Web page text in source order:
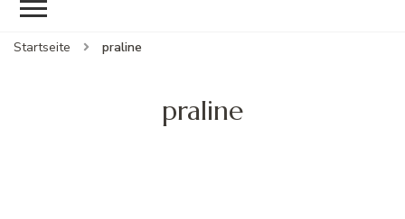
Startseite praline
praline